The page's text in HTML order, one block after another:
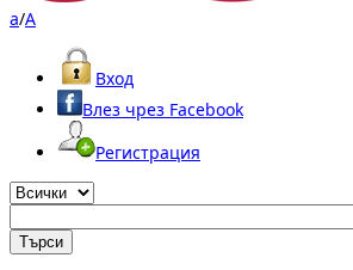
a/A
Вход
Влез чрез Facebook
Регистрация